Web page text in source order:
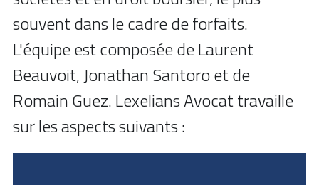
souvent dans le cadre de forfaits.
L'équipe est composée de Laurent
Beauvoit, Jonathan Santoro et de
Romain Guez. Lexelians Avocat travaille
sur les aspects suivants :